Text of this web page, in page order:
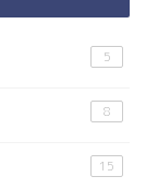
5
8
15